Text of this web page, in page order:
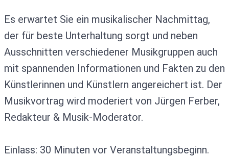
Es erwartet Sie ein musikalischer Nachmittag,
der für beste Unterhaltung sorgt und neben
Ausschnitten verschiedener Musikgruppen auch
mit spannenden Informationen und Fakten zu den
Künstlerinnen und Künstlern angereichert ist. Der
Musikvortrag wird moderiert von Jürgen Ferber,
Redakteur & Musik-Moderator.
Einlass: 30 Minuten vor Veranstaltungsbeginn.